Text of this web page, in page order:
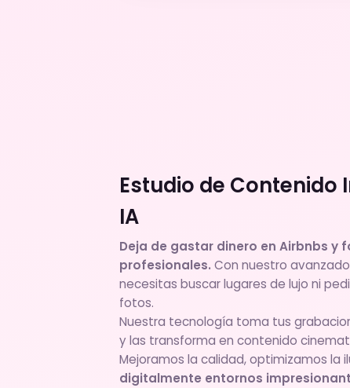
Estudio de Contenido
IA
Deja de gastar dinero en Airbnbs y
profesionales. Con nuestro
necesitas buscar lugares de lujo ni
fotos.
Nuestra tecnología toma tus
y las transforma en contenido
Mejoramos la calidad, optimizamos la
digitalmente entornos